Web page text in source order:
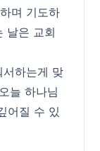
며 기도하
날은 교회
하는게 맞
늘 하나님
어질 수 있